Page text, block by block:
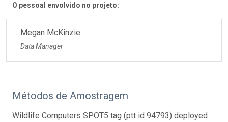
O pessoal envolvido no projeto:
Megan McKinzie
Data Manager
Métodos de Amostragem
Wildlife Computers SPOT5 tag (ptt id 94793) deployed